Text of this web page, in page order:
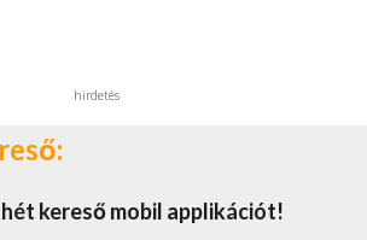
hirdetés
kereső mobil applikációt!